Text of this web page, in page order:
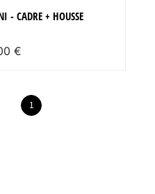
- CADRE + HOUSSE
€
1